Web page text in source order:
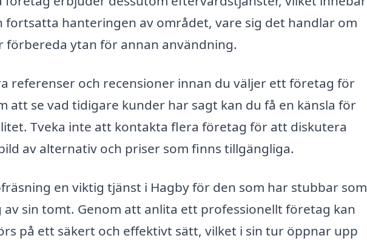
fortsatta hanteringen av området, vare sig det handlar om
förbereda ytan för annan användning.
referenser och recensioner innan du väljer ett företag för
att se vad tidigare kunder har sagt kan du få en känsla för
Tveka inte att kontakta flera företag för att diskutera
av alternativ och priser som finns tillgängliga.
en viktig tjänst i Hagby för den som har stubbar som
sin tomt. Genom att anlita ett professionellt företag kan
på ett säkert och effektivt sätt, vilket i sin tur öppnar upp